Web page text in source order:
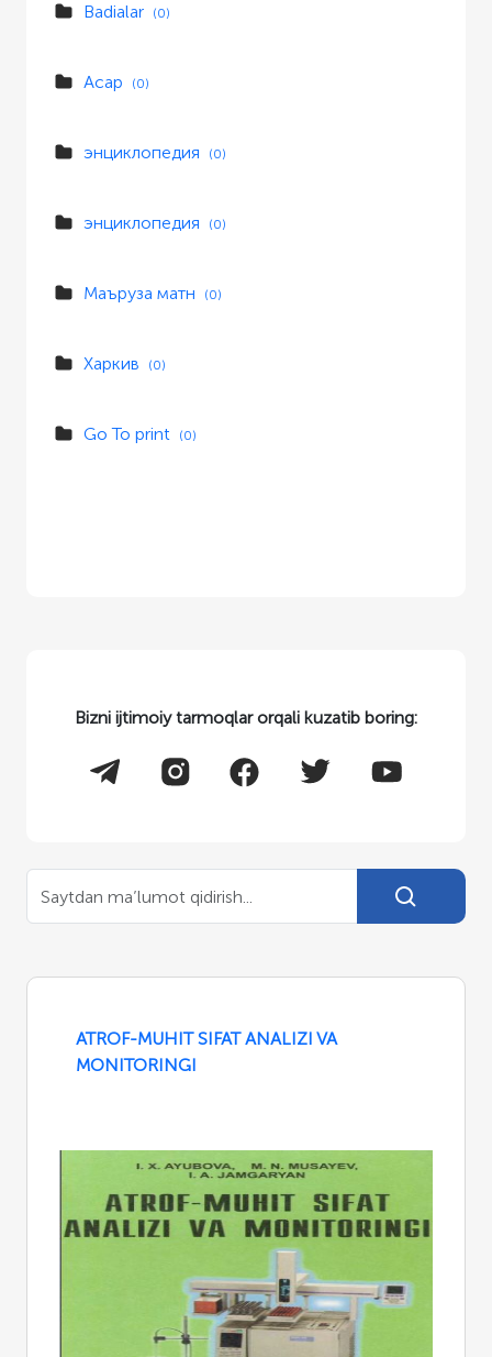
Badialar (0)
Асар (0)
энциклопедия (0)
энциклопедия (0)
Маъруза матн (0)
Харкив (0)
Go To print (0)
Bizni ijtimoiy tarmoqlar orqali kuzatib boring:
ATROF-MUHIT SIFAT ANALIZI VA
MONITORINGI